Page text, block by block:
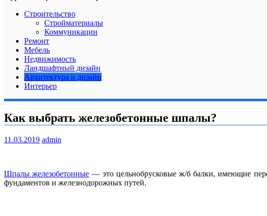
Строительство
Стройматериалы
Коммуникации
Ремонт
Мебель
Недвижимость
Ландшафтный дизайн
Архитектура и дизайн
Интерьер
Как выбрать железобетонные шпалы?
11.03.2019 admin
Шпалы железобетонные — это цельнобрусковые ж/б балки, имеющие
фундаментов и железнодорожных путей.